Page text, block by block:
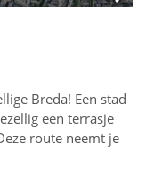
Breda! Een stad
een terrasje
route neemt je